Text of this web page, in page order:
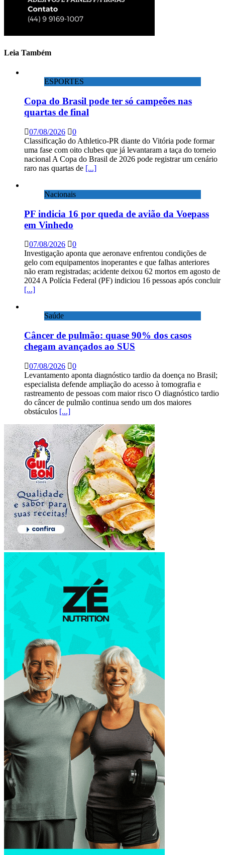
Leia Também
ESPORTES
Copa do Brasil pode ter só campeões nas
quartas de final
07/08/2026
0
Classificação do Athletico-PR diante do Vitória pode formar
uma fase com oito clubes que já levantaram a taça do torneio
nacional A Copa do Brasil de 2026 pode registrar um cenário
raro nas quartas de [...]
Nacionais
PF indicia 16 por queda de avião da Voepass
em Vinhedo
07/08/2026
0
Investigação aponta que aeronave enfrentou condições de
gelo com equipamentos inoperantes e que falhas anteriores
não eram registradas; acidente deixou 62 mortos em agosto de
2024 A Polícia Federal (PF) indiciou 16 pessoas após concluir
[...]
Saúde
Câncer de pulmão: quase 90% dos casos
chegam avançados ao SUS
07/08/2026
0
Levantamento aponta diagnóstico tardio da doença no Brasil;
especialista defende ampliação do acesso à tomografia e
rastreamento de pessoas com maior risco O diagnóstico tardio
do câncer de pulmão continua sendo um dos maiores
obstáculos [...]